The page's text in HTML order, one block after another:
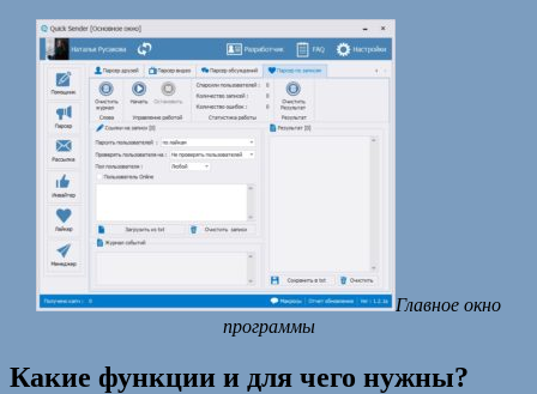
Главное окно
программы
Какие функции и для чего нужны?